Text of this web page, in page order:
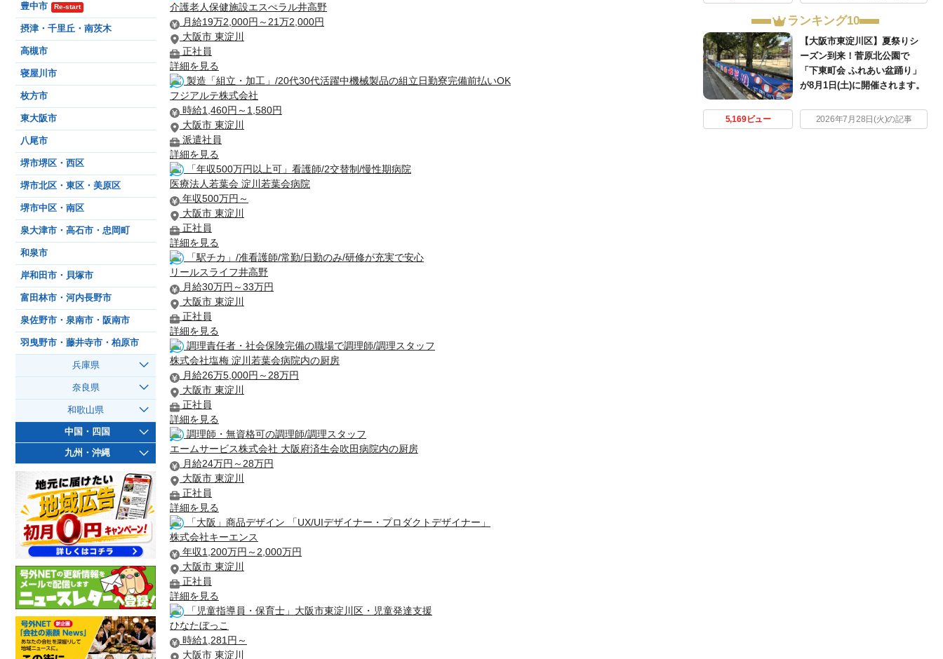
介護老人保健施設エスぺラル井高野
月給19万2,000円～21万2,000円
大阪市 東淀川
正社員
詳細を見る
製造「組立・加工」/20代30代活躍中機械製品の組立日勤寮完備前払いOK
フジアルテ株式会社
時給1,460円～1,580円
大阪市 東淀川
派遣社員
詳細を見る
「年収500万円以上可」看護師/2交替制/慢性期病院
医療法人若葉会 淀川若葉会病院
年収500万円～
大阪市 東淀川
正社員
詳細を見る
「駅チカ」/准看護師/常勤/日勤のみ/研修が充実で安心
リールスライフ井高野
月給30万円～33万円
大阪市 東淀川
正社員
詳細を見る
調理責任者・社会保険完備の職場で調理師/調理スタッフ
株式会社塩梅 淀川若葉会病院内の厨房
月給26万5,000円～28万円
大阪市 東淀川
正社員
詳細を見る
調理師・無資格可の調理師/調理スタッフ
エームサービス株式会社 大阪府済生会吹田病院内の厨房
月給24万円～28万円
大阪市 東淀川
正社員
詳細を見る
「大阪」商品デザイン 「UX/UIデザイナー・プロダクトデザイナー」
株式会社キーエンス
年収1,200万円～2,000万円
大阪市 東淀川
正社員
詳細を見る
「児童指導員・保育士」大阪市東淀川区・児童発達支援
ひなたぼっこ
時給1,281円～
大阪市 東淀川
ランキング10
【大阪市東淀川区】夏祭りシ
ーズン到来！菅原北公園で
「下東町会 ふれあい盆踊り」
が8月1日(土)に開催されます。
5,169ビュー 2026年7月28日(火)の記事
豊中市 Re-start
摂津・千里丘・南茨木
高槻市
寝屋川市
枚方市
東大阪市
八尾市
堺市堺区・西区
堺市北区・東区・美原区
堺市中区・南区
泉大津市・高石市・忠岡町
和泉市
岸和田市・貝塚市
富田林市・河内長野市
泉佐野市・泉南市・阪南市
羽曳野市・藤井寺市・柏原市
兵庫県
奈良県
和歌山県
中国・四国
九州・沖縄